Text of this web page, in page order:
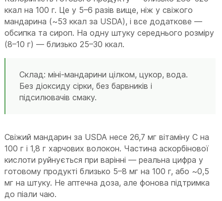
ккал на 100 г. Це у 5–6 разів вище, ніж у свіжого
мандарина (~53 ккал за USDA), і все додаткове —
обсипка та сироп. На одну штуку середнього розміру
(8–10 г) — близько 25–30 ккал.
Склад: міні-мандарини цілком, цукор, вода.
Без діоксиду сірки, без барвників і
підсилювачів смаку.
Свіжий мандарин за USDA несе 26,7 мг вітаміну C на
100 г і 1,8 г харчових волокон. Частина аскорбінової
кислоти руйнується при варінні — реальна цифра у
готовому продукті близько 5–8 мг на 100 г, або ~0,5
мг на штуку. Не аптечна доза, але фонова підтримка
до піали чаю.